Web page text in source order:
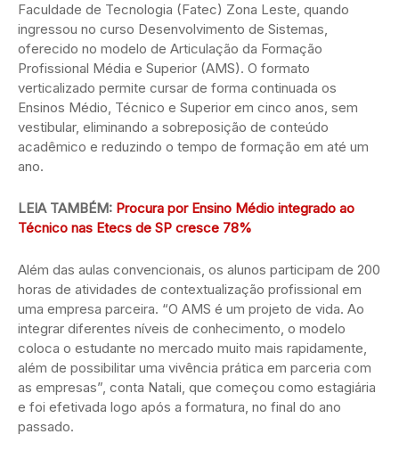
Faculdade de Tecnologia (Fatec) Zona Leste, quando
ingressou no curso Desenvolvimento de Sistemas,
oferecido no modelo de Articulação da Formação
Profissional Média e Superior (AMS). O formato
verticalizado permite cursar de forma continuada os
Ensinos Médio, Técnico e Superior em cinco anos, sem
vestibular, eliminando a sobreposição de conteúdo
acadêmico e reduzindo o tempo de formação em até um
ano.
LEIA TAMBÉM: Procura por Ensino Médio integrado ao
Técnico nas Etecs de SP cresce 78%
Além das aulas convencionais, os alunos participam de 200
horas de atividades de contextualização profissional em
uma empresa parceira. “O AMS é um projeto de vida. Ao
integrar diferentes níveis de conhecimento, o modelo
coloca o estudante no mercado muito mais rapidamente,
além de possibilitar uma vivência prática em parceria com
as empresas”, conta Natali, que começou como estagiária
e foi efetivada logo após a formatura, no final do ano
passado.